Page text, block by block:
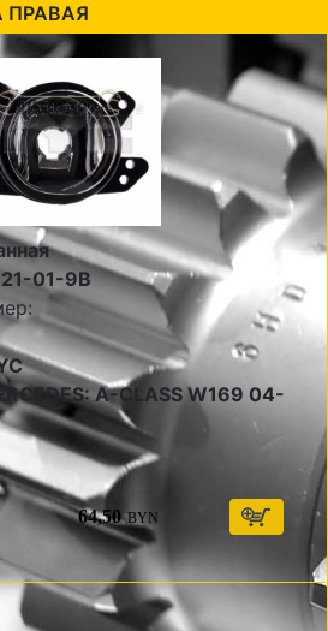
ПРАВАЯ
01-9B
A-CLASS W169 04-
64,50 BYN